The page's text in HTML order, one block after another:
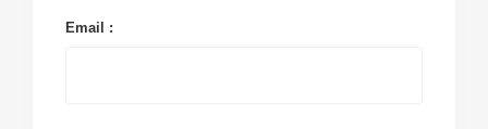
Email :